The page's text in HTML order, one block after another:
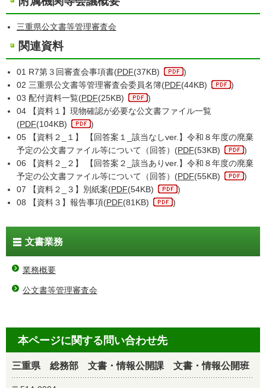
三重県公文書等管理審査会
関連資料
01 R7第３回審査会事項書(PDF(37KB)
)
02 三重県公文書等管理審査会委員名簿(PDF(44KB)
)
03 配付資料一覧(PDF(25KB)
)
04 【資料１】現物確認が必要な公文書ファイル一覧
(PDF(104KB)
)
05 【資料２_１】 【回答案１_該当なしver.】令和８年度の廃棄
予定の公文書ファイル等について（回答）(PDF(53KB)
)
06 【資料２_２】 【回答案２_該当ありver.】令和８年度の廃棄
予定の公文書ファイル等について（回答）(PDF(55KB)
)
07 【資料２_３】別紙案(PDF(54KB)
)
08 【資料３】報告事項(PDF(81KB) )
文書業務
業務概要
公文書等管理審査会
本ページに関する問い合わせ先
三重県 総務部 文書・情報公開課 文書・情報公開班